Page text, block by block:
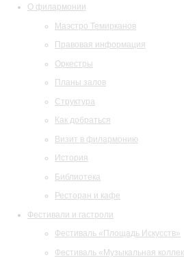
О филармонии
Маэстро Темирканов
Правовая информация
Оркестры
Планы залов
Структура
Как добраться
Визит в филармонию
История
Библиотека
Ресторан и кафе
Фестивали и гастроли
Фестиваль «Площадь Искусств»
Фестиваль «Музыкальная